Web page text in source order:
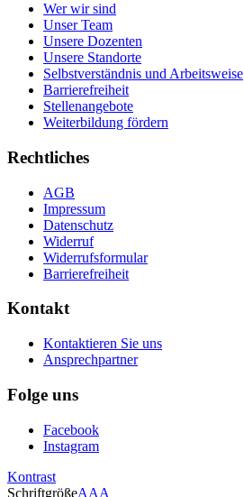
Wer wir sind
Unser Team
Unsere Dozenten
Unsere Standorte
Selbstverständnis und Arbeitsweise
Barrierefreiheit
Stellenangebote
Weiterbildung fördern
Rechtliches
AGB
Impressum
Datenschutz
Widerruf
Widerrufsformular
Barrierefreiheit
Kontakt
Kontaktieren Sie uns
Ansprechpartner
Folge uns
Facebook
Instagram
Kontrast
SchriftgrößeAAA